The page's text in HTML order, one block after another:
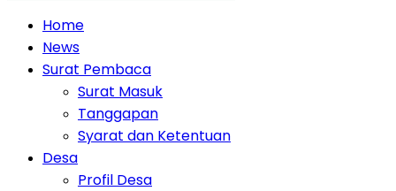
Home
News
Surat Pembaca
Surat Masuk
Tanggapan
Syarat dan Ketentuan
Desa
Profil Desa